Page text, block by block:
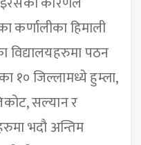
कर्णालीका हिमाली
विद्यालयहरुमा पठन
१० जिल्लामध्ये हुम्ला,
सल्यान र
भदौ अन्तिम